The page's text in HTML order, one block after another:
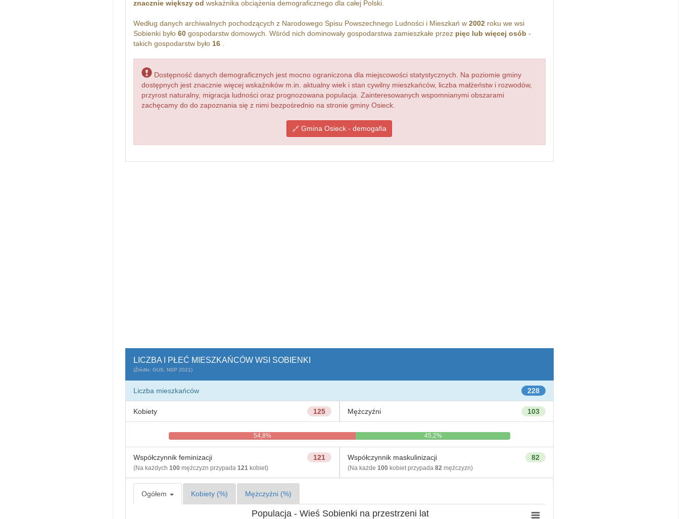
znacznie większy od wskażnika obciążenia demograficznego dla całej Polski.
Według danych archiwalnych pochodzących z Narodowego Spisu Powszechnego Ludności i Mieszkań w 2002roku we wsi
Sobienki było 60gospodarstw domowych. Wśród nich dominowały gospodarstwa zamieszkałe przez pięc lub więcej osób -
takich gospodarstw było 16.
Dostępność danych demograficznych jest mocno ograniczona dla miejscowości statystycznych. Na poziomie gminy
dostępnych jest znacznie więcej wskaźników m.in. aktualny wiek i stan cywilny mieszkańców, liczba małżeństw i rozwodów,
przyrost naturalny, migracja ludności oraz prognozowana populacja. Zainteresowanych wspomnianymi obszarami
zachęcamy do do zapoznania się z nimi bezpośrednio na stronie gminy Osieck.
Gmina Osieck - demogafia
LICZBA I PŁEĆ MIESZKAŃCÓW WSI SOBIENKI
(Źródło: GUS, NSP 2021)
228
Liczba mieszkańców
125
Kobiety 103
Mężczyźni
54,8% 45,2%
121
Współczynnik feminizacji
(Na każdych 100mężczyzn przypada 121kobiet)
82
Współczynnik maskulinizacji
(Na każde 100kobiet przypada 82mężczyzn)
Ogółem Kobiety (%) Mężczyźni (%)
Populacja - Wieś Sobienki na przestrzeni lat